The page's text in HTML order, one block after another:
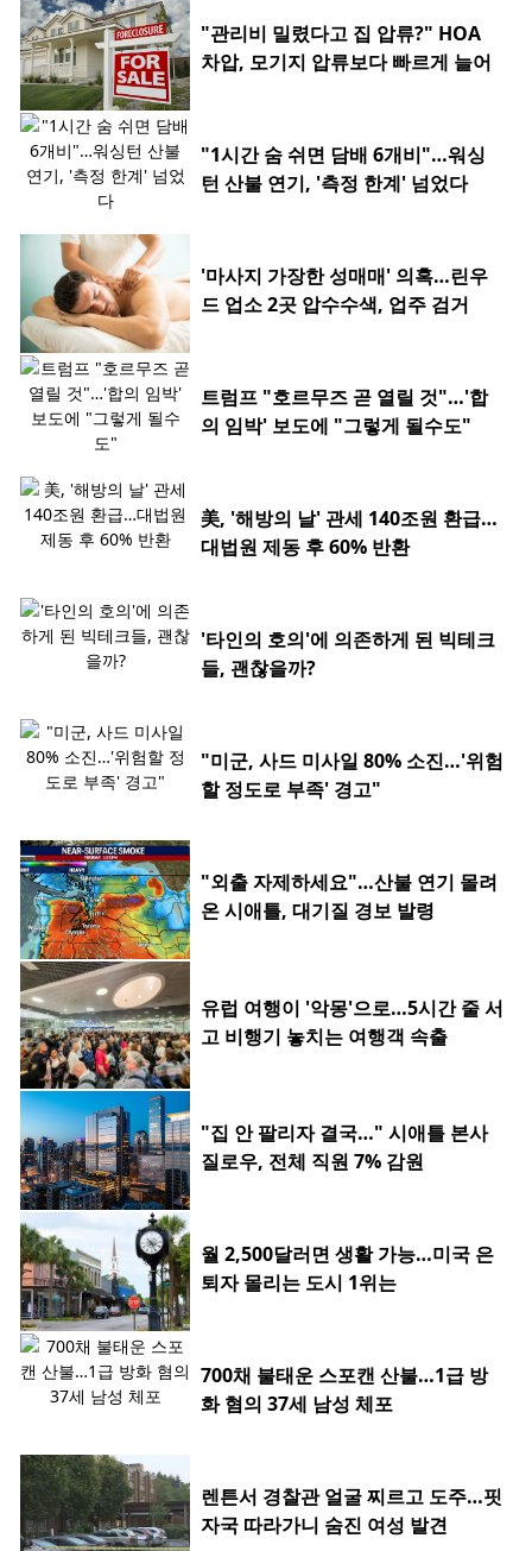
"관리비 밀렸다고 집 압류?" HOA
차압, 모기지 압류보다 빠르게 늘어
"1시간 숨 쉬면 담배 6개비"…워싱
턴 산불 연기, '측정 한계' 넘었다
'마사지 가장한 성매매' 의혹…린우
드 업소 2곳 압수수색, 업주 검거
트럼프 "호르무즈 곧 열릴 것"…'합
의 임박' 보도에 "그렇게 될수도"
美, '해방의 날' 관세 140조원 환급…
대법원 제동 후 60% 반환
'타인의 호의'에 의존하게 된 빅테크
들, 괜찮을까?
"미군, 사드 미사일 80% 소진…'위험
할 정도로 부족' 경고"
"외출 자제하세요"…산불 연기 몰려
온 시애틀, 대기질 경보 발령
유럽 여행이 '악몽'으로…5시간 줄 서
고 비행기 놓치는 여행객 속출
"집 안 팔리자 결국…" 시애틀 본사
질로우, 전체 직원 7% 감원
월 2,500달러면 생활 가능…미국 은
퇴자 몰리는 도시 1위는
700채 불태운 스포캔 산불…1급 방
화 혐의 37세 남성 체포
렌튼서 경찰관 얼굴 찌르고 도주…핏
자국 따라가니 숨진 여성 발견